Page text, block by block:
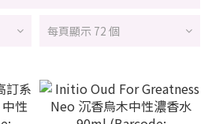
每頁顯示 72 個